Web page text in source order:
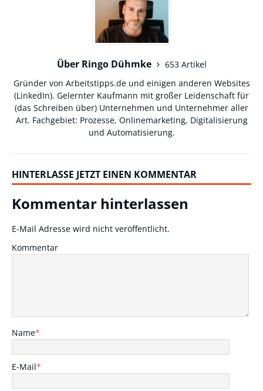
Über Ringo Dühmke
653 Artikel
Gründer von Arbeitstipps.de und einigen anderen Websites
(LinkedIn). Gelernter Kaufmann mit großer Leidenschaft für
(das Schreiben über) Unternehmen und Unternehmer aller
Art. Fachgebiet: Prozesse, Onlinemarketing, Digitalisierung
und Automatisierung.
HINTERLASSE JETZT EINEN KOMMENTAR
Kommentar hinterlassen
E-Mail Adresse wird nicht veröffentlicht.
Kommentar
Name*
E-Mail*